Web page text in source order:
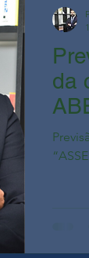
da